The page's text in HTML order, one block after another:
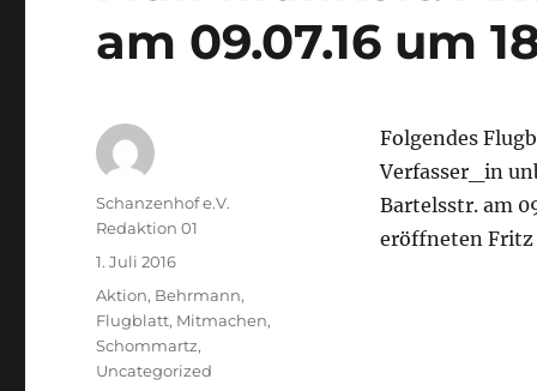
am 09.07.16 um
Folgendes
Verfasser_in
Bartelsstr. am
eröffneten Fritz
Autor
Schanzenhof e.V.
Redaktion 01
Veröffentlicht
am
1. Juli 2016
Kategorien
Aktion, Behrmann,
Flugblatt, Mitmachen,
Schommartz,
Uncategorized